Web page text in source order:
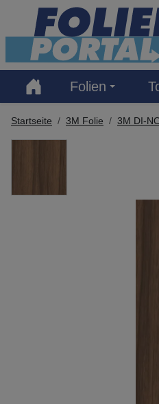
Hauptregion der Seite anspringen
Folien
Startseite 3M Folie 3M DI-